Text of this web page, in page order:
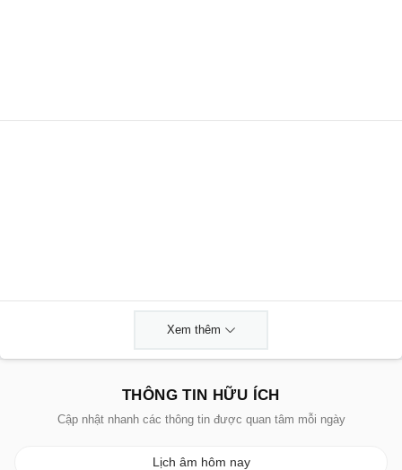
Xem thêm
THÔNG TIN HỮU ÍCH
Cập nhật nhanh các thông tin được quan tâm mỗi ngày
Lịch âm hôm nay